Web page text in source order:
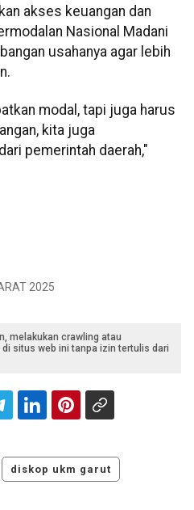
akses keuangan dan
Nasional Madani
usahanya agar lebih
modal, tapi juga harus
kita juga
pemerintah daerah,"
2025
melakukan crawling atau
situs web ini tanpa izin tertulis dari
diskop ukm garut